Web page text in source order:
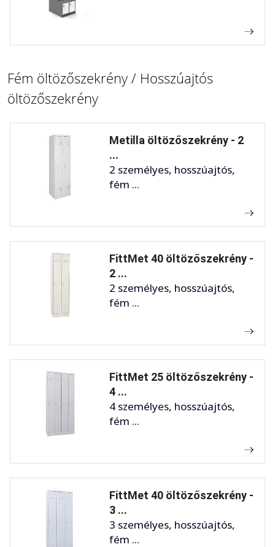
Fém öltözőszekrény / Hosszúajtós
öltözőszekrény
Metilla öltözőszekrény - 2
...
2 személyes, hosszúajtós,
fém ...
FittMet 40 öltözőszekrény -
2 ...
2 személyes, hosszúajtós,
fém ...
FittMet 25 öltözőszekrény -
4 ...
4 személyes, hosszúajtós,
fém ...
FittMet 40 öltözőszekrény -
3 ...
3 személyes, hosszúajtós,
fém ...